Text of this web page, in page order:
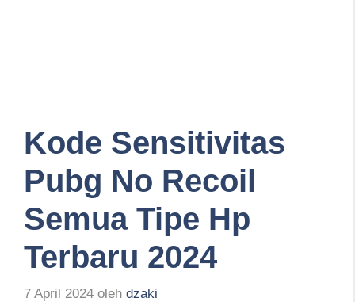
Kode Sensitivitas
Pubg No Recoil
Semua Tipe Hp
Terbaru 2024
7 April 2024 oleh dzaki